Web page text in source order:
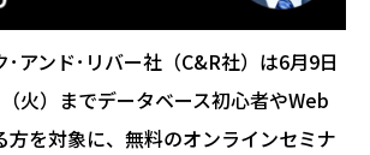
アンド･リバー社（C&R社）は6月9日
（火）までデータベース初心者やWeb
方を対象に、無料のオンラインセミナ